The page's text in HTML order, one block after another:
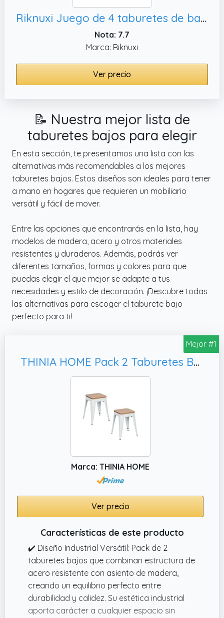
Riknuxi Juego de 4 taburetes de bar tejidos, bar pub (gris)
Nota: 7.7
Marca: Riknuxi
Ver precio
📝 Nuestra mejor lista de
taburetes bajos para elegir
En esta sección, te presentamos una lista con las
alternativas más recomendables a los mejores
taburetes bajos. Estos diseños son ideales para tener
a mano en hogares que requieren un mobiliario
versátil y fácil de mover.
Entre las opciones que encontrarás en la lista, hay
modelos de madera, acero y otros materiales
resistentes y duraderos. Además, podrás ver
diferentes tamaños, formas y colores para que
puedas elegir el que mejor se adapte a tus
necesidades y estilo de decoración. ¡Descubre todas
las alternativas para escoger el taburete bajo
perfecto para ti!
Mejor #1
THINIA HOME Pack 2 Taburetes Bajos Industriales Apilables de Acero y Madera 38x38x46cm
Marca: THINIA HOME
Ver precio
Características de este producto
✔️ Diseño Industrial Versátil: Pack de 2
taburetes bajos que combinan estructura de
acero resistente con asiento de madera,
creando un equilibrio perfecto entre
durabilidad y calidez. Su estética industrial
aporta carácter a cualquier espacio sin